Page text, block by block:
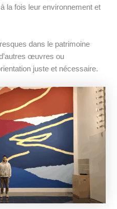
la fois leur environnement et
dans le patrimoine
œuvres ou
juste et nécessaire.